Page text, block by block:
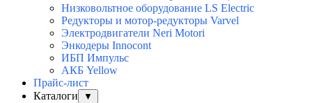
Низковольтное оборудование LS Electric
Редукторы и мотор-редукторы Varvel
Электродвигатели Neri Motori
Энкодеры Innocont
ИБП Импульс
АКБ Yellow
Прайс-лист
Каталоги
▼